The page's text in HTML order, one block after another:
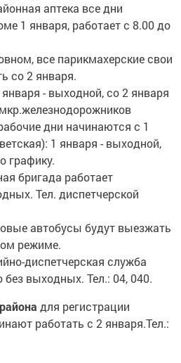
аптека все дни
1 января, работает с 8.00 до
все парикмахерские свои
со 2 января.
- выходной, со 2 января
дни начинаются с 1
1 января - выходной,
графику.
бригада работает
Тел. диспетчерской
автобусы будут выезжать
режиме.
диспетчерская служба
без выходных. Тел.: 04, 040.
для регистрации
работать с 2 января.Тел.: